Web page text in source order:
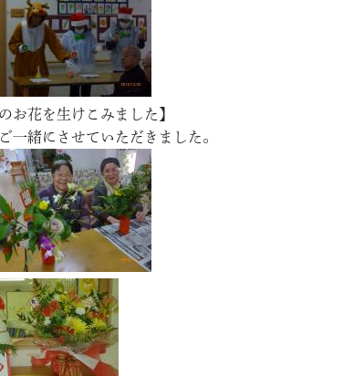
お花を生けこみました】
一緒にさせていただきました。